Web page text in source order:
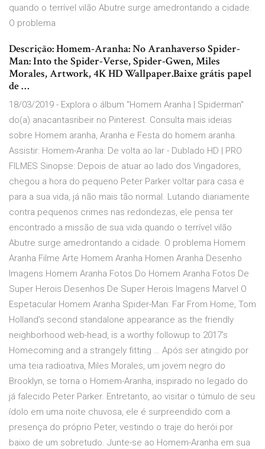
quando o terrível vilão Abutre surge amedrontando a cidade.
O problema
Descrição: Homem-Aranha: No Aranhaverso Spider-
Man: Into the Spider-Verse, Spider-Gwen, Miles
Morales, Artwork, 4K HD Wallpaper.Baixe grátis papel
de …
18/03/2019 - Explora o álbum "Homem Aranha | Spiderman"
do(a) anacantasribeir no Pinterest. Consulta mais ideias
sobre Homem aranha, Aranha e Festa do homem aranha.
Assistir: Homem-Aranha: De volta ao lar - Dublado HD | PRO
FILMES Sinopse: Depois de atuar ao lado dos Vingadores,
chegou a hora do pequeno Peter Parker voltar para casa e
para a sua vida, já não mais tão normal. Lutando diariamente
contra pequenos crimes nas redondezas, ele pensa ter
encontrado a missão de sua vida quando o terrível vilão
Abutre surge amedrontando a cidade. O problema Homem
Aranha Filme Arte Homem Aranha Homen Aranha Desenho
Imagens Homem Aranha Fotos Do Homem Aranha Fotos De
Super Herois Desenhos De Super Herois Imagens Marvel O
Espetacular Homem Aranha Spider-Man: Far From Home, Tom
Holland’s second standalone appearance as the friendly
neighborhood web-head, is a worthy followup to 2017’s
Homecoming and a strangely fitting … Após ser atingido por
uma teia radioativa, Miles Morales, um jovem negro do
Brooklyn, se torna o Homem-Aranha, inspirado no legado do
já falecido Peter Parker. Entretanto, ao visitar o túmulo de seu
ídolo em uma noite chuvosa, ele é surpreendido com a
presença do próprio Peter, vestindo o traje do herói por
baixo de um sobretudo. Junte-se ao Homem-Aranha em sua